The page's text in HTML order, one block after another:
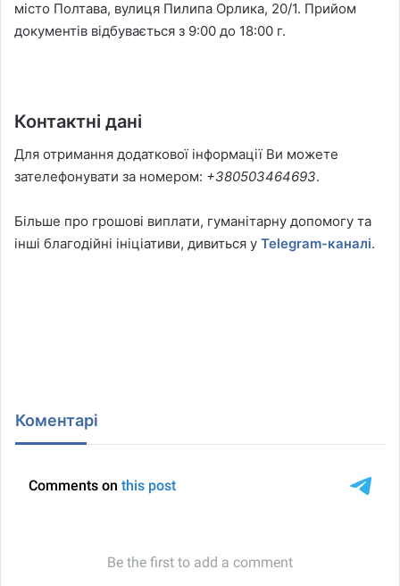
місто Полтава, вулиця Пилипа Орлика, 20/1. Прийом
документів відбувається з 9:00 до 18:00 г.
Контактні дані
Для отримання додаткової інформації Ви можете
зателефонувати за номером: +380503464693.
Більше про грошові виплати, гуманітарну допомогу та
інші благодійні ініціативи, дивиться у Telegram-каналі.
Коментарі